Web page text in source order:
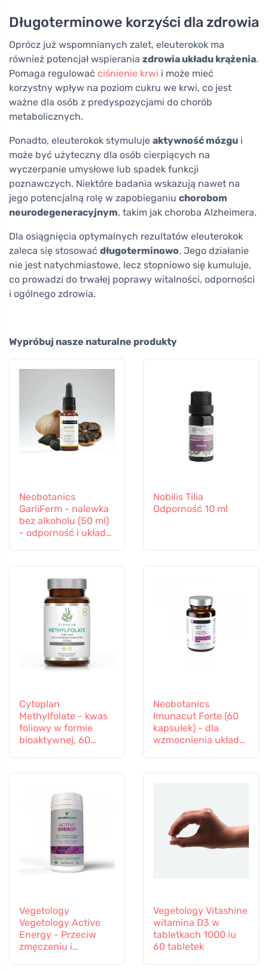
Długoterminowe korzyści dla zdrowia
Oprócz już wspomnianych zalet, eleuterokok ma
również potencjał wspierania zdrowia układu krążenia.
Pomaga regulować ciśnienie krwi i może mieć
korzystny wpływ na poziom cukru we krwi, co jest
ważne dla osób z predyspozycjami do chorób
metabolicznych.
Ponadto, eleuterokok stymuluje aktywność mózgu i
może być użyteczny dla osób cierpiących na
wyczerpanie umysłowe lub spadek funkcji
poznawczych. Niektóre badania wskazują nawet na
jego potencjalną rolę w zapobieganiu chorobom
neurodegeneracyjnym, takim jak choroba Alzheimera.
Dla osiągnięcia optymalnych rezultatów eleuterokok
zaleca się stosować długoterminowo. Jego działanie
nie jest natychmiastowe, lecz stopniowo się kumuluje,
co prowadzi do trwałej poprawy witalności, odporności
i ogólnego zdrowia.
Wypróbuj nasze naturalne produkty
Neobotanics
GarliFerm - nalewka
bez alkoholu (50 ml)
- odporność i układ
Nobilis Tilia
Odporność 10 ml
Cytoplan
Methylfolate - kwas
foliowy w formie
bioaktywnej, 60
Neobotanics
Imunacut Forte (60
kapsułek) - dla
wzmocnienia układu
Vegetology
Vegetology Active
Energy - Przeciw
zmęczeniu i
Vegetology Vitashine
witamina D3 w
tabletkach 1000 iu
60 tabletek